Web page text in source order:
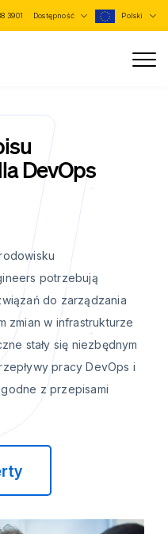
3901 Dostępność Polski
DevOps
potrzebują
do zarządzania
zmian w infrastrukturze
stały się niezbędnym
pracy DevOps i
z przepisami